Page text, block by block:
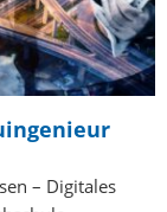
– Digitales